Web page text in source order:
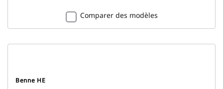
Comparer des modèles
Benne HE